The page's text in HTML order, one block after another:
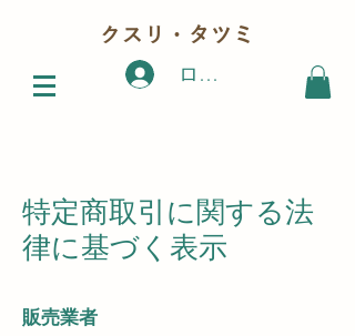
クスリ・タツミ
ログイン
特定商取引に関する法
律に基づく表示
販売業者